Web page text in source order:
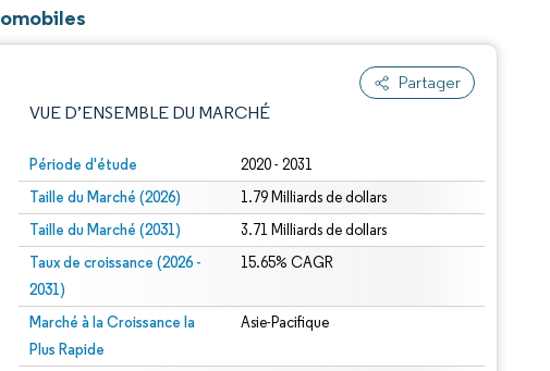
Partager
VUE D’ENSEMBLE DU MARCHÉ
Période d'étude 2020 - 2031
Taille du Marché (2026) 1.79 Milliards de dollars
Taille du Marché (2031) 3.71 Milliards de dollars
Taux de croissance (2026 -
2031)
15.65% CAGR
Marché à la Croissance la
Plus Rapide
Asie-Pacifique
une attribution sous CC BY 4.0.